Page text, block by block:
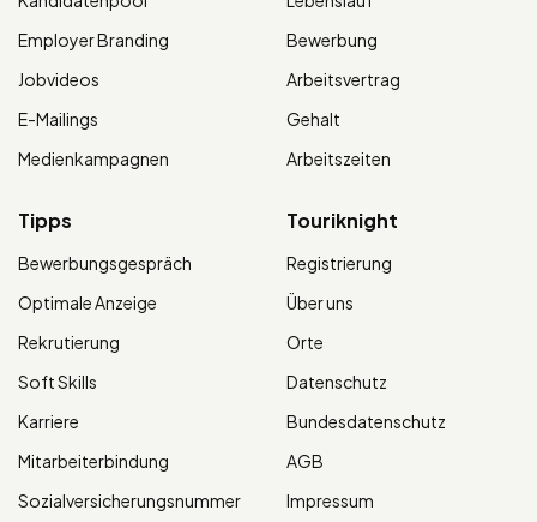
Employer Branding
Jobvideos
E-Mailings
Medienkampagnen
Bewerbung
Arbeitsvertrag
Gehalt
Arbeitszeiten
Tipps
Bewerbungsgespräch
Optimale Anzeige
Rekrutierung
Soft Skills
Karriere
Mitarbeiterbindung
Sozialversicherungsnummer
Touriknight
Registrierung
Über uns
Orte
Datenschutz
Bundesdatenschutz
AGB
Impressum